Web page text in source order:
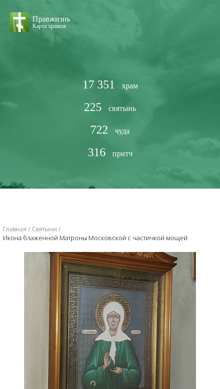
Правжизнь
Карта храмов
17 351 храм
225 святынь
722 чуда
316 притч
Главная Святыни
Икона блаженной Матроны Московской с частичкой мощей